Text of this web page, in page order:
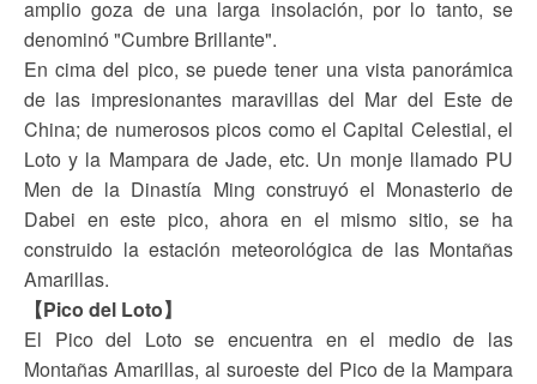
amplio goza de una larga insolación, por lo tanto, se
denominó "Cumbre Brillante".
En cima del pico, se puede tener una vista panorámica
de las impresionantes maravillas del Mar del Este de
China; de numerosos picos como el Capital Celestial, el
Loto y la Mampara de Jade, etc. Un monje llamado PU
Men de la Dinastía Ming construyó el Monasterio de
Dabei en este pico, ahora en el mismo sitio, se ha
construido la estación meteorológica de las Montañas
Amarillas.
【Pico del Loto】
El Pico del Loto se encuentra en el medio de las
Montañas Amarillas, al suroeste del Pico de la Mampara